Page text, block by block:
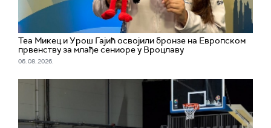
Теа Микец и Урош Гајић освојили бронзе на Европском
првенству за млађе сениоре у Вроцлаву
06. 08. 2026.